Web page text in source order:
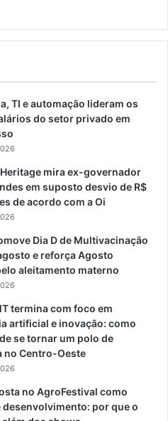
TI e automação lideram os
do setor privado em
mira ex-governador
em suposto desvio de R$
de acordo com a Oi
Dia D de Multivacinação
e reforça Agosto
aleitamento materno
termina com foco em
artificial e inovação: como
se tornar um polo de
no Centro-Oeste
no AgroFestival como
desenvolvimento: por que o